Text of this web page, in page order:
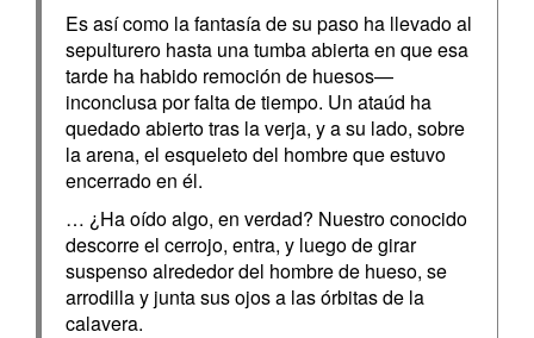
Es así como la fantasía de su paso ha llevado al
sepulturero hasta una tumba abierta en que esa
tarde ha habido remoción de huesos—
inconclusa por falta de tiempo. Un ataúd ha
quedado abierto tras la verja, y a su lado, sobre
la arena, el esqueleto del hombre que estuvo
encerrado en él.
… ¿Ha oído algo, en verdad? Nuestro conocido
descorre el cerrojo, entra, y luego de girar
suspenso alrededor del hombre de hueso, se
arrodilla y junta sus ojos a las órbitas de la
calavera.